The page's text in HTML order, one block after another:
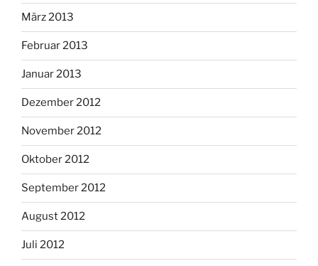
März 2013
Februar 2013
Januar 2013
Dezember 2012
November 2012
Oktober 2012
September 2012
August 2012
Juli 2012